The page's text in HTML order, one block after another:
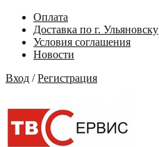
Оплата
Доставка по г. Ульяновску
Условия соглашения
Новости
Вход /Регистрация